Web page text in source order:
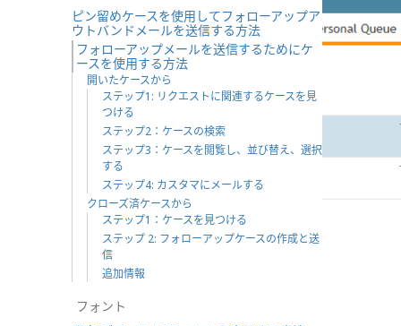
ピン留めケースを使用してフォローアップア
ウトバンドメールを送信する方法
フォローアップメールを送信するためにケ
ースを使用する方法
開いたケースから
ステップ1: リクエストに関連するケースを見
つける
ステップ2：ケースの検索
ステップ3：ケースを閲覧し、並び替え、選択
する
ステップ4: カスタマにメールする
クローズ済ケースから
ステップ1：ケースを見つける
ステップ 2: フォローアップケースの作成と送
信
追加情報
フォント